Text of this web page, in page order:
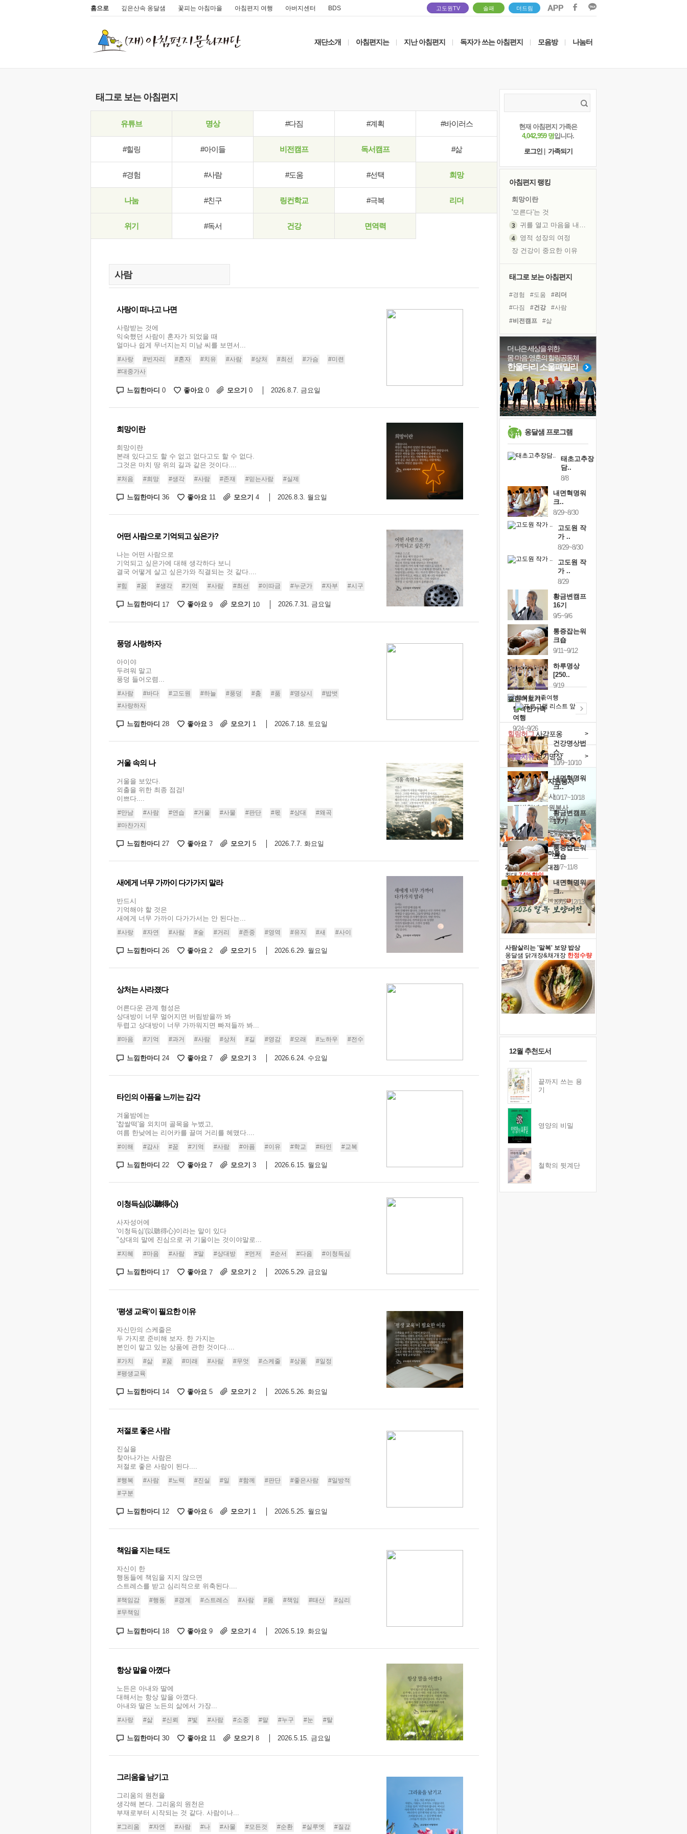
홈으로 깊은산속 옹달샘 꽃피는 아침마을 아침편지 여행 아버지센터 BDS 고도원TV 솔패 더드림
재단소개 아침편지는 지난 아침편지 독자가 쓰는 아침편지 모음방 나눔터
태그로 보는 아침편지
유튜브 명상 #다짐 #계획 #바이러스
#힐링 #아이들 비전캠프 독서캠프 #삶
#경험 #사람 #도움 #선택 희망
나눔 #친구 링컨학교 #극복 리더
위기 #독서 건강 면역력
사랑이 떠나고 나면
사랑받는 것에
익숙했던 사람이 혼자가 되었을 때
얼마나 쉽게 무너지는지 미남 씨를 보면서...
#사랑 #빈자리 #혼자 #치유 #사람 #상처 #최선 #가슴
#미련
#대중가사
느낌한마디 0 좋아요 0 모으기 0 2026.8.7. 금요일
희망이란
희망이란
본래 있다고도 할 수 없고 없다고도 할 수 없다.
그것은 마치 땅 위의 길과 같은 것이다....
#처음 #희망 #생각 #사람 #존재 #믿는사람 #실제
느낌한마디 36 좋아요 11 모으기 4 2026.8.3. 월요일
어떤 사람으로 기억되고 싶은가?
나는 어떤 사람으로
기억되고 싶은가에 대해 생각하다 보니
결국 어떻게 살고 싶은가와 직결되는 것 같다....
#힘 #꿈 #생각 #기억 #사람 #최선 #이따금 #누군가 #자부 #시구
느낌한마디 17 좋아요 9 모으기 10 2026.7.31. 금요일
풍덩 사랑하자
아이야
두려워 말고
풍덩 들어오렴...
#사람 #바다 #고도원 #하늘 #풍덩 #춤 #품 #명상시
#밥벗
#사랑하자
느낌한마디 28 좋아요 3 모으기 1 2026.7.18. 토요일
거울 속의 나
거울을 보았다.
외출을 위한 최종 점검!
이쁘다....
#만남 #사람 #연습 #거울 #사물 #판단 #몫 #상대
#왜곡
#마찬가지
느낌한마디 27 좋아요 7 모으기 5 2026.7.7. 화요일
새에게 너무 가까이 다가가지 말라
반드시
기억해야 할 것은
새에게 너무 가까이 다가가서는 안 된다는...
#사랑 #자연 #사람 #숲 #거리 #존중 #영역 #유지 #새 #사이
느낌한마디 26 좋아요 2 모으기 5 2026.6.29. 월요일
상처는 사라졌다
어른다운 관계 형성은
상대방이 너무 멀어지면 버림받을까 봐
두렵고 상대방이 너무 가까워지면 빠져들까 봐...
#마음 #기억 #과거 #사람 #상처 #길 #영감 #오래 #노하우 #전수
느낌한마디 24 좋아요 7 모으기 3 2026.6.24. 수요일
타인의 아픔을 느끼는 감각
겨울밤에는
'찹쌀떡'을 외치며 골목을 누볐고,
여름 한낮에는 리어카를 끌며 거리를 헤맸다....
#이해 #감사 #꿈 #기억 #사람 #아픔 #이유 #학교 #타인 #교복
느낌한마디 22 좋아요 7 모으기 3 2026.6.15. 월요일
이청득심(以聽得心)
사자성어에
'이청득심'(以聽得心)이라는 말이 있다
"상대의 말에 진심으로 귀 기울이는 것이야말로...
#지혜 #마음 #사람 #말 #상대방 #먼저 #순서 #다음 #이청득심
느낌한마디 17 좋아요 7 모으기 2 2026.5.29. 금요일
'평생 교육'이 필요한 이유
자신만의 스케줄은
두 가지로 준비해 보자. 한 가지는
본인이 맡고 있는 상품에 관한 것이다....
#가치 #삶 #꿈 #미래 #사람 #무엇 #스케줄 #상품
#일정
#평생교육
느낌한마디 14 좋아요 5 모으기 2 2026.5.26. 화요일
저절로 좋은 사람
진실을
찾아나가는 사람은
저절로 좋은 사람이 된다....
#행복 #사람 #노력 #진실 #일 #함께 #판단 #좋은사람
#일방적
#구분
느낌한마디 12 좋아요 6 모으기 1 2026.5.25. 월요일
책임을 지는 태도
자신이 한
행동들에 책임을 지지 않으면
스트레스를 받고 심리적으로 위축된다....
#책임감 #행동 #경계 #스트레스 #사람 #몸 #책임 #태산
#심리
#무책임
느낌한마디 18 좋아요 9 모으기 4 2026.5.19. 화요일
항상 말을 아꼈다
노든은 아내와 딸에
대해서는 항상 말을 아꼈다.
아내와 딸은 노든의 삶에서 가장...
#사랑 #삶 #신뢰 #빛 #사람 #소중 #말 #누구 #눈 #탈
느낌한마디 30 좋아요 11 모으기 8 2026.5.15. 금요일
그리움을 남기고
그리움의 원천을
생각해 본다. 그리움의 원천은
부재로부터 시작되는 것 같다. 사람이나...
#그리움 #자연 #사람 #나 #사물 #모든것 #순환 #실루엣 #질감
현재 아침편지 가족은
4,042,959 명입니다.
로그인
가족되기
아침편지 랭킹
희망이란
'모른다'는 것
귀를 열고 마음을 내어주고
영적 성장의 여정
장 건강이 중요한 이유
꿈이 실제가 되는 것
'말 타는 법'을 먼저
아픈 아버지를 위한 공간 설계
졸업식 사진을 보며
극심한 변비, 어깨결림, 수면 장애
보고 싶은 어머니
마음이 멈춰 버린 곳
유년 시절의 부산 영도 바다
못된 꼰대들
태그로 보는 아침편지
#경험 #도움
#리더
#다짐
#건강
#사람
#비전캠프
#삶
#아이들
#계획
#친구
#나눔
#위기
#유튜브
#극복
#바이러스
#선택
#희망
#힐링
#면역력
#독서
#명상
더 나은 세상을 위한
몸·마음·영혼의 힐링공동체
한울타리 소울패밀리
옹달샘 프로그램
태초고추장
담..
8/8
내면혁명워
크..
8/29~8/30
고도원 작
가 ..
8/29~8/30
고도원 작
가 ..
8/29
황금변캠프
16기
9/5~9/6
통증잡는워
크숍
9/11~9/12
하루명상
[250..
9/19
행복한가족
여행
9/24~9/26
건강명상법
스..
10/9~10/10
내면혁명워
크..
10/17~10/18
황금변캠프
17기
10/30~10/31
통증잡는워
크숍
11/7~11/8
내면혁명워
크..
12/12~12/13
캘린더보기+
예술치유걷기명상 >
힐링허그사감포옹 >
'옹달샘의 꽃'자원봉사
· 청년 자원봉사
· 금빛청년 자원봉사
· 음식연구 자원봉사
2026 말복 보양대전
최대74%할인
사람살리는 '말복' 보양 밥상
옹달샘 닭개장&채개장 한정수량
12월 추천도서
끝까지 쓰는 용
기
영양의 비밀
철학의 뒷계단